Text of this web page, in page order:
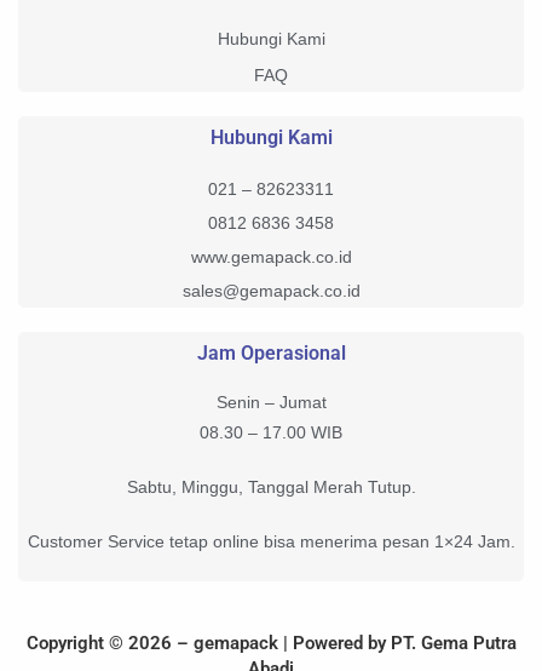
Hubungi Kami
FAQ
Hubungi Kami
021 – 82623311
0812 6836 3458
www.gemapack.co.id
sales@gemapack.co.id
Jam Operasional
Senin – Jumat
08.30 – 17.00 WIB
Sabtu, Minggu, Tanggal Merah Tutup.
Customer Service tetap online bisa menerima pesan 1×24 Jam.
Copyright © 2026 – gemapack | Powered by PT. Gema Putra